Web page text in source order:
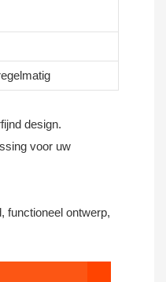
design.
voor uw
functioneel ontwerp,